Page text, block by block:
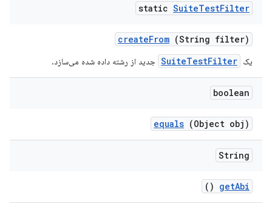
static SuiteTestFilter
createFrom (String filter)
یک SuiteTestFilter جدید از رشته داده شده می‌سازد.
boolean
equals (Object obj)
String
getAbi
()